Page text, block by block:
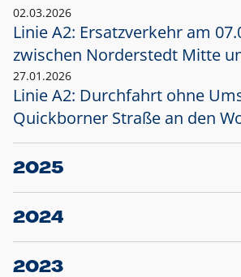
02.03.2026
Linie A2: Ersatzverkehr am
zwischen Norderstedt Mitte
27.01.2026
Linie A2: Durchfahrt ohne
Quickborner Straße an den
2025
23.12.2025
Projekt S5: Start der
2024
10.12.2024
Großprojekt S5: Sperrung der
2023